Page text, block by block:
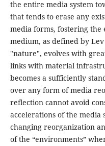
the entire media system
that tends to erase any
media forms, fostering the
medium, as defined by
"nature", evolves with
links with material
becomes a sufficiently
over any form of media
reflection cannot avoid
accelerations of the media
changing reorganization
of the “environments”